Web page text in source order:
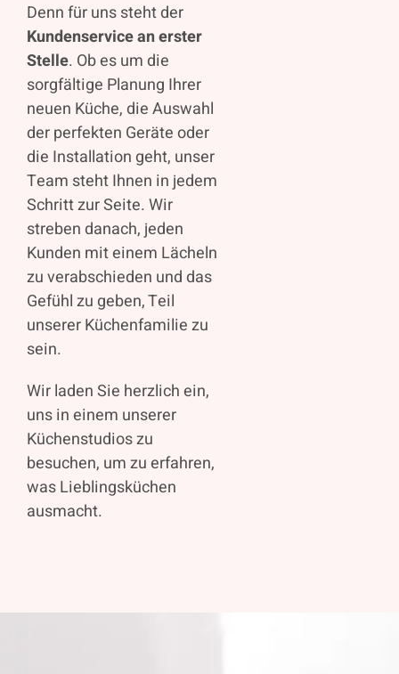
Denn für uns steht der
Kundenservice an erster
Stelle. Ob es um die
sorgfältige Planung Ihrer
neuen Küche, die Auswahl
der perfekten Geräte oder
die Installation geht, unser
Team steht Ihnen in jedem
Schritt zur Seite. Wir
streben danach, jeden
Kunden mit einem Lächeln
zu verabschieden und das
Gefühl zu geben, Teil
unserer Küchenfamilie zu
sein.
Wir laden Sie herzlich ein,
uns in einem unserer
Küchenstudios zu
besuchen, um zu erfahren,
was Lieblingsküchen
ausmacht.